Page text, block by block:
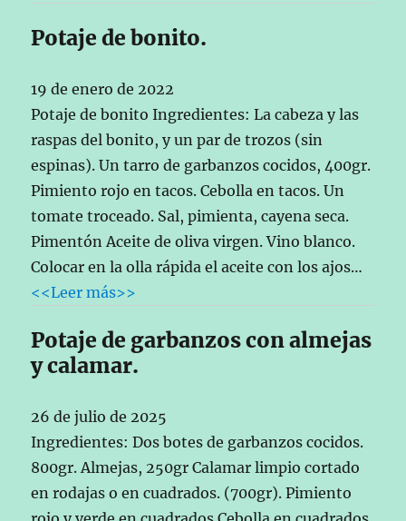
Potaje de bonito.
19 de enero de 2022
Potaje de bonito Ingredientes: La cabeza y las
raspas del bonito, y un par de trozos (sin
espinas). Un tarro de garbanzos cocidos, 400gr.
Pimiento rojo en tacos. Cebolla en tacos. Un
tomate troceado. Sal, pimienta, cayena seca.
Pimentón Aceite de oliva virgen. Vino blanco.
Colocar en la olla rápida el aceite con los ajos…
<<Leer más>>
Potaje de garbanzos con almejas
y calamar.
26 de julio de 2025
Ingredientes: Dos botes de garbanzos cocidos.
800gr. Almejas, 250gr Calamar limpio cortado
en rodajas o en cuadrados. (700gr). Pimiento